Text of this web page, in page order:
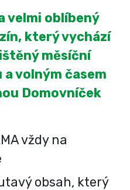
velmi oblíbený
který vychází
měsíční
volným časem
Domovníček
vždy na
obsah, který